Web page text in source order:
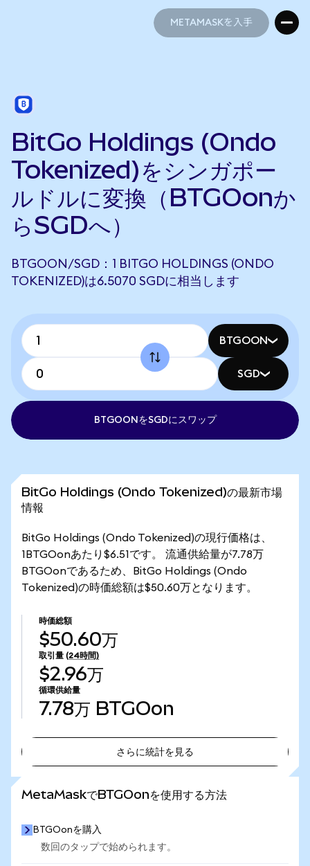
METAMASKを入手
BitGo Holdings (Ondo
Tokenized)をシンガポー
ルドルに変換（BTGOonか
らSGDへ）
BTGOON/SGD：1 BITGO HOLDINGS (ONDO
TOKENIZED)は6.5070 SGDに相当します
BTGOON
SGD
BTGOONをSGDにスワップ
BitGo Holdings (Ondo Tokenized)の最新市場
情報
BitGo Holdings (Ondo Tokenized)の現行価格は、
1BTGOonあたり$6.51です。 流通供給量が7.78万
BTGOonであるため、BitGo Holdings (Ondo
Tokenized)の時価総額は$50.60万となります。
時価総額
$50.60万
取引量 (24時間)
$2.96万
循環供給量
7.78万 BTGOon
さらに統計を見る
MetaMaskでBTGOonを使用する方法
BTGOonを購入
数回のタップで始められます。